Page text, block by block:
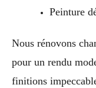
Peinture
Nous rénovons
pour un rendu
finitions